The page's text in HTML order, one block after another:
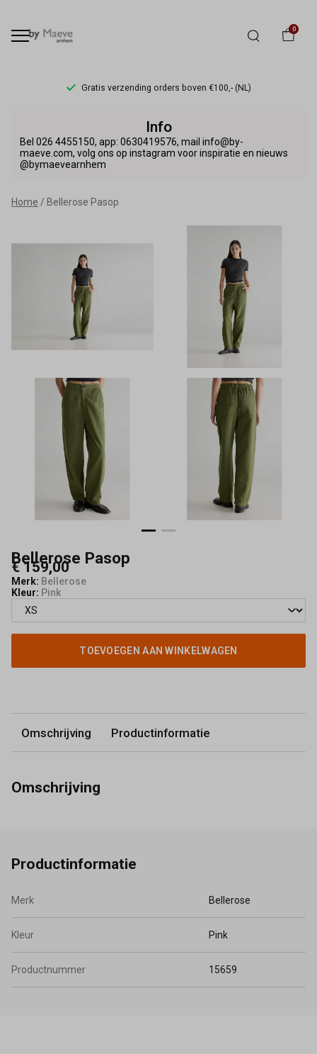
0
Gratis verzending orders boven €100,- (NL)
Pasop
By
Maeve
Info
Bel 026 4455150, app: 0630419576, mail info@by-
maeve.com, volg ons op instagram voor inspiratie en nieuws
@bymaevearnhem
Home Bellerose Pasop
Bellerose Pasop
€ 159,00
Merk: Bellerose
Kleur: Pink
TOEVOEGEN AAN WINKELWAGEN
Omschrijving Productinformatie
Omschrijving
Productinformatie
Merk Bellerose
Kleur Pink
Productnummer 15659